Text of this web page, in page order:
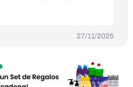
27/11/2025